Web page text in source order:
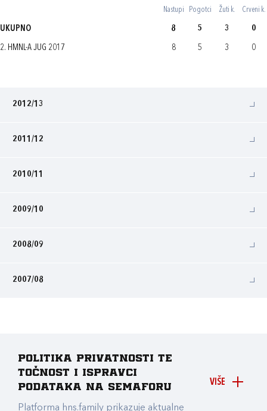
Nastupi Pogotci Žuti k. Crveni k.
UKUPNO 8 5 3 0
2. HMNL-A JUG 2017 8 5 3 0
2012/13
2011/12
2010/11
2009/10
2008/09
2007/08
VIŠE
Politika privatnosti te
točnost i ispravci
podataka na Semaforu
Platforma hns.family prikazuje aktualne